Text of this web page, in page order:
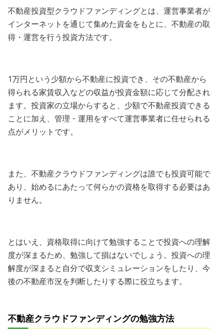
不動産投資型クラウドファンディングとは、運営事業者が
インターネットを通じて集めた資金をもとに、不動産の取
得・運営を行う投資方法です。
1万円という少額から不動産に投資でき、その不動産から
得られる家賃収入などの収益が投資金額に応じて分配され
ます。投資家の立場からすると、少額で不動産投資できる
ことに加え、管理・運用をすべて運営事業者に任せられる
点がメリットです。
また、不動産クラウドファンディングは誰でも投資可能で
あり、始めるにあたって何らかの資格を取得する必要はあ
りません。
とはいえ、資格取得に向けて勉強することで投資への理解
度が深まるため、勉強して損はないでしょう。投資への理
解度が深まると自分で収支シミュレーションをしたり、今
後の不動産市況を判断したりする際に役立ちます。
不動産クラウドファンディングの勉強方法